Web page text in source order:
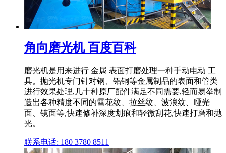
角向磨光机 百度百科
磨光机是用来进行 金属 表面打磨处理一种手动电动 工
具。抛光机专门针对钢、铝铜等金属制品的表面和管类
进行效果处理,几十种原厂配件满足不同需要,轻而易举制
造出各种精度不同的雪花纹、拉丝纹、波浪纹、哑光
面、镜面等,快速修补深度划痕和轻微刮花,快速打磨和抛
光。
联系电话: 180 3780 8511